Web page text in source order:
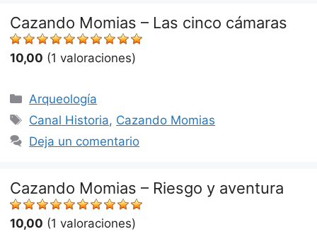
Cazando Momias – Las cinco cámaras
10,00 (1 valoraciones)
Categorías
Arqueología
Etiquetas
Canal Historia, Cazando Momias
Deja un comentario
Cazando Momias – Riesgo y aventura
10,00 (1 valoraciones)